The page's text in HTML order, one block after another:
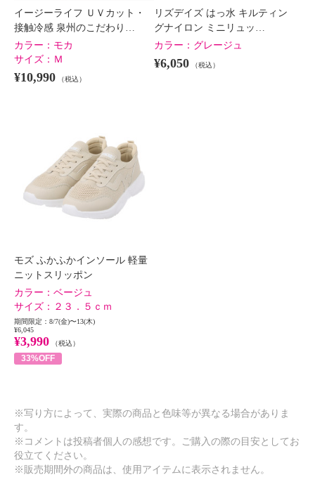
イージーライフ ＵＶカット・
接触冷感 泉州のこだわり…
カラー： モカ
サイズ： Ｍ
¥10,990 （税込）
リズデイズ はっ水 キルティン
グナイロン ミニリュッ…
カラー： グレージュ
¥6,050 （税込）
モズ ふかふかインソール 軽量
ニットスリッポン
カラー： ベージュ
サイズ： ２３．５ｃｍ
期間限定：8/7(金)〜13(木)
¥6,045
¥3,990 （税込）
33%OFF
※写り方によって、実際の商品と色味等が異なる場合がありま
す。
※コメントは投稿者個人の感想です。ご購入の際の目安としてお
役立てください。
※販売期間外の商品は、使用アイテムに表示されません。